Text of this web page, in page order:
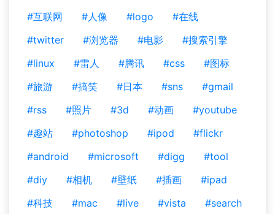
#互联网
#人像 #logo
#在线
#twitter
#浏览器 #电影
#搜索引擎
#linux
#雷人 #腾讯 #css
#图标
#旅游
#搞笑 #日本 #sns
#gmail
#rss
#照片 #3d #动画
#youtube
#趣站
#photoshop #ipod
#flickr
#android
#microsoft #digg
#tool
#diy
#相机 #壁纸 #插画
#ipad
#科技
#mac #live #vista
#search